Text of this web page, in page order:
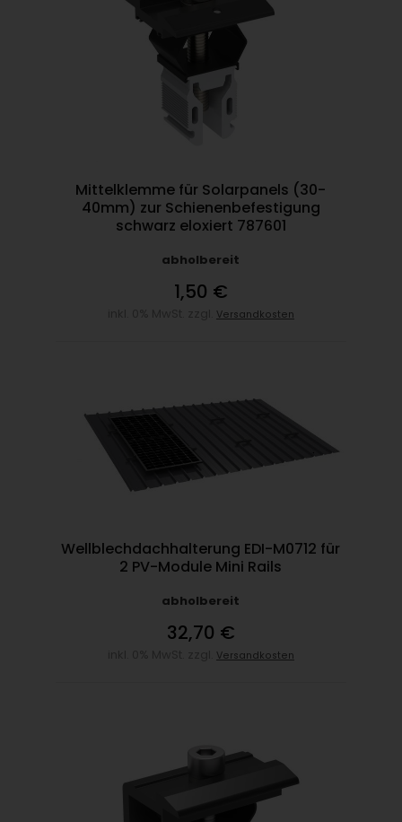
Mittelklemme für Solarpanels (30-
40mm) zur Schienenbefestigung
schwarz eloxiert 787601
abholbereit
1,50 €
Versandkosten
Wellblechdachhalterung EDI-M0712 für
2 PV-Module Mini Rails
abholbereit
32,70 €
Versandkosten